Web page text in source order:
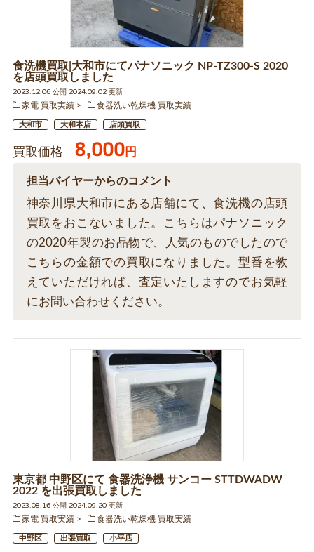
食洗機買取|大和市にてパナソニック NP-TZ300-S 2020
を店頭買取しました
2023.12.06 公開 2024.09.02 更新
家電 買取実績
食器洗い乾燥機 買取実績
大和市 大和本店 店頭買取
買取価格 8,000円
担当バイヤーからのコメント
神奈川県大和市にある店舗にて、食洗機の店頭
買取をおこないました。こちらはパナソニック
の2020年製のお品物で、人気のものでしたので
こちらの金額での買取になりました。型番を教
えていただければ、査定いたしますのでお気軽
にお問い合わせください。
東京都 中野区にて 食器洗浄機 サンコー STTDWADW
2022 を出張買取しました
2023.08.16 公開 2024.09.20 更新
家電 買取実績
食器洗い乾燥機 買取実績
中野区 出張買取 小平店